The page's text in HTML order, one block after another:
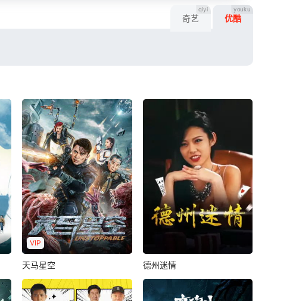
奇艺
qiyi
优酷
youku
VIP
天马星空
樊少皇 李立群
籍皓
天马星空 德州迷情
莫绮雯
林毅
德州迷情